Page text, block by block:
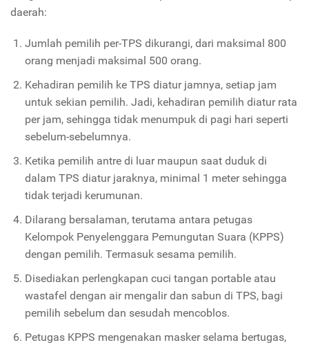
daerah:
Jumlah pemilih per-TPS dikurangi, dari maksimal 800
orang menjadi maksimal 500 orang.
Kehadiran pemilih ke TPS diatur jamnya, setiap jam
untuk sekian pemilih. Jadi, kehadiran pemilih diatur rata
per jam, sehingga tidak menumpuk di pagi hari seperti
sebelum-sebelumnya.
Ketika pemilih antre di luar maupun saat duduk di
dalam TPS diatur jaraknya, minimal 1 meter sehingga
tidak terjadi kerumunan.
Dilarang bersalaman, terutama antara petugas
Kelompok Penyelenggara Pemungutan Suara (KPPS)
dengan pemilih. Termasuk sesama pemilih.
Disediakan perlengkapan cuci tangan portable atau
wastafel dengan air mengalir dan sabun di TPS, bagi
pemilih sebelum dan sesudah mencoblos.
Petugas KPPS mengenakan masker selama bertugas,